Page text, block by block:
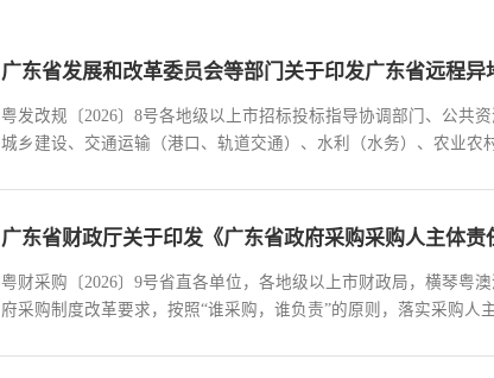
粤发改规〔2026〕8号各地级以上市招标投标指导协调部门、公共
城乡建设、交通运输（港口、轨道交通）、水利（水务）、农业农
广东省财政厅关于印发《广东省政府采购采购人主体责
粤财采购〔2026〕9号省直各单位，各地级以上市财政局，横琴粤
府采购制度改革要求，按照“谁采购，谁负责”的原则，落实采购人